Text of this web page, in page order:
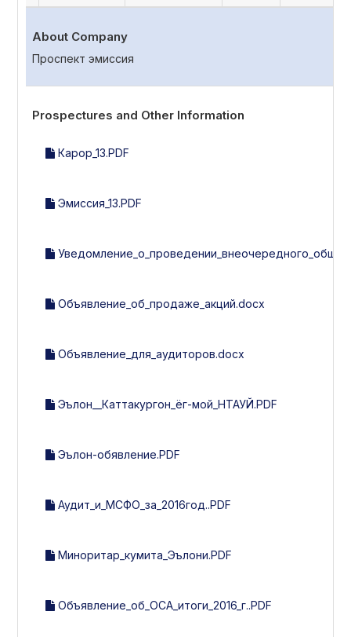
About Company
Проспект эмиссия
Prospectures and Other Information
Карор_13.PDF
Эмиссия_13.PDF
Объявление_об_продаже_акций.docx
Объявление_для_аудиторов.docx
Эълон__Каттакургон_ёг-мой_НТАУЙ.PDF
Эълон-обявление.PDF
Аудит_и_МСФО_за_2016год..PDF
Миноритар_кумита_Эълони.PDF
Объявление_об_ОСА_итоги_2016_г..PDF